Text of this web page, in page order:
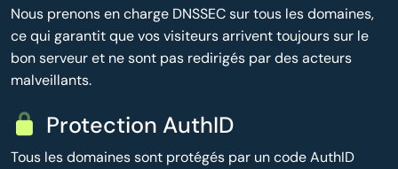
Nous prenons en charge DNSSEC sur tous les domaines,
ce qui garantit que vos visiteurs arrivent toujours sur le
bon serveur et ne sont pas redirigés par des acteurs
malveillants.
Protection AuthID
Tous les domaines sont protégés par un code AuthID